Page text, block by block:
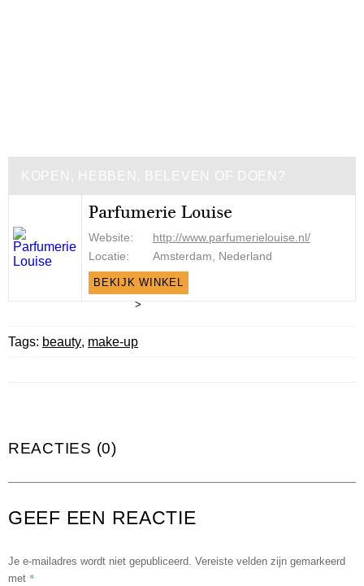
KOPEN, HEBBEN, BELEVEN OF DOEN?
Parfumerie Louise
Website:
http://www.parfumerielouise.nl/
Locatie:
Amsterdam, Nederland
BEKIJK WINKEL
>
Tags: beauty, make-up
REACTIES (0)
GEEF EEN REACTIE
Je e-mailadres wordt niet gepubliceerd. Vereiste velden zijn gemarkeerd
met *